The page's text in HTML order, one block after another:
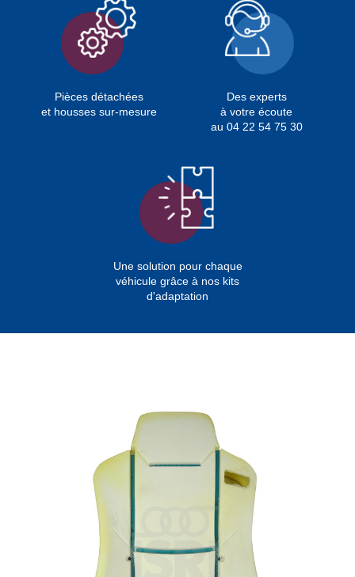
Pièces détachées
et housses sur-mesure
Des experts
à votre écoute
au 04 22 54 75 30
Une solution pour chaque
véhicule grâce à nos kits
d'adaptation